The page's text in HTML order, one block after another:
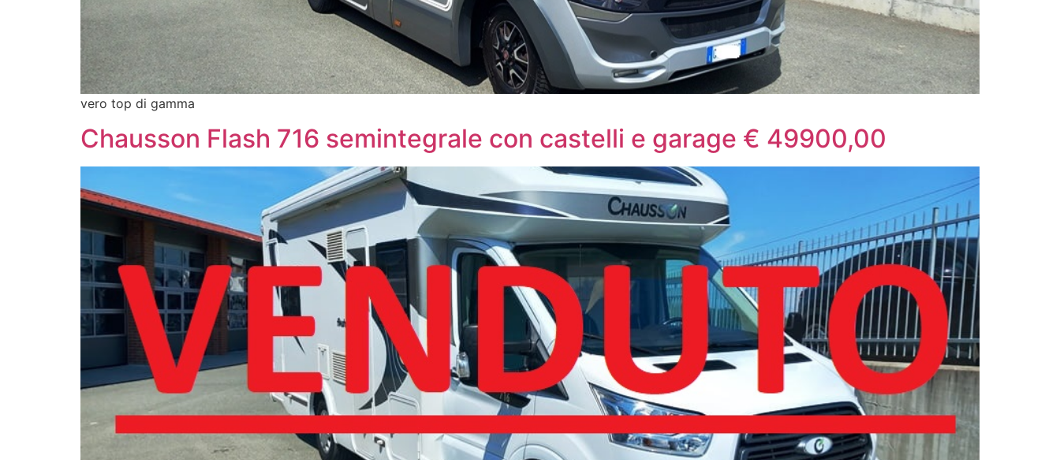
vero top di gamma
Chausson Flash 716 semintegrale con castelli e garage € 49900,00